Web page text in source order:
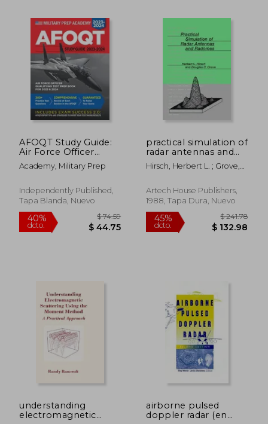
40%
dcto.
$ 332.14
$ 199.28
45%
dcto.
dcto.
45%
dcto.
AFOQT Study Guide:
Air Force Officer
Qualifying Test Prep
Book (en Inglés)
Academy, Military Prep
Independently Published,
Tapa Blanda, Nuevo
practical simulation of
radar antennas and
radomes (en Inglés)
Hirsch, Herbert L. ; Grove,
Artech House Publishers,
1988, Tapa Dura, Nuevo
understanding
electromagnetic
airborne pulsed
doppler radar (en